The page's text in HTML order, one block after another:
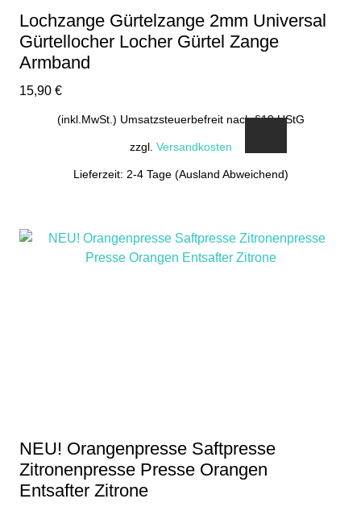
Lochzange Gürtelzange 2mm Universal
Gürtellocher Locher Gürtel Zange
Armband
15,90 €
(inkl.MwSt.) Umsatzsteuerbefreit nach §19 UStG
zzgl. Versandkosten
Lieferzeit: 2-4 Tage (Ausland Abweichend)
NEU! Orangenpresse Saftpresse
Zitronenpresse Presse Orangen
Entsafter Zitrone